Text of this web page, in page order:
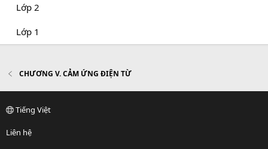
Lớp 2
Lớp 1
CHƯƠNG V. CẢM ỨNG ĐIỆN TỪ
Tiếng Việt
Liên hệ